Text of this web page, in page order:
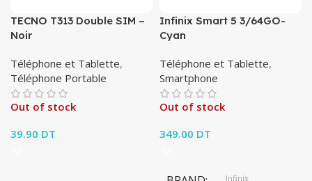
TECNO T313 Double SIM –
Noir
Téléphone et Tablette,
Téléphone Portable
Out of stock
39.90 DT
Infinix Smart 5 3/64GO-
Cyan
Téléphone et Tablette,
Smartphone
Out of stock
349.00 DT
Infinix